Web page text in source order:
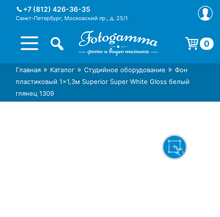
+7 (812) 426-36-35
Санкт-Петербург, Московский пр., д. 25/1
Интернет-магазин фототехники
Foto-Gamma в СПб
Магазин фотоаксессуаров foto-
gamma.ru
0
Корзина пуста.
Главная » Каталог » Студийное оборудование » Фон
пластиковый 1×1,3м Superior Super White Gloss белый
глянец 1309